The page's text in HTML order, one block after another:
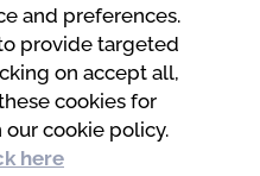
s/n
820 303
and preferences.
provide targeted
on accept all,
cookies for
cookie policy.
here